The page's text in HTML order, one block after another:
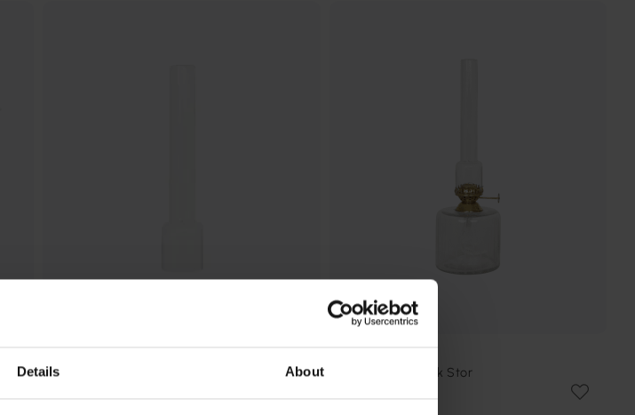
Details About
Brännarerör
99 kr
Fotogenlampa Rak Stor
398 kr